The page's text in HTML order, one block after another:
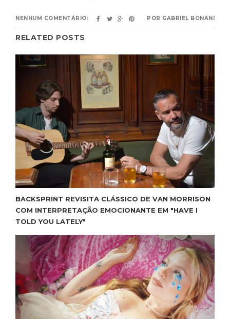
NENHUM COMENTÁRIO: POR GABRIEL BONANI
RELATED POSTS
BACKSPRINT REVISITA CLÁSSICO DE VAN MORRISON
COM INTERPRETAÇÃO EMOCIONANTE EM "HAVE I
TOLD YOU LATELY"